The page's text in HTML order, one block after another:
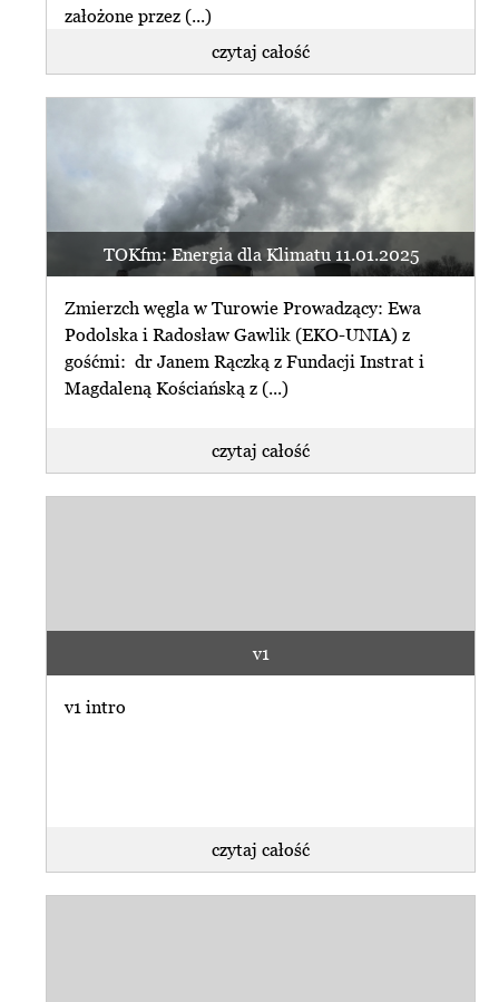
założone przez (...)
czytaj całość
TOKfm: Energia dla Klimatu 11.01.2025
Zmierzch węgla w Turowie Prowadzący: Ewa
Podolska i Radosław Gawlik (EKO-UNIA) z
gośćmi: dr Janem Rączką z Fundacji Instrat i
Magdaleną Kościańską z (...)
czytaj całość
v1
v1 intro
czytaj całość